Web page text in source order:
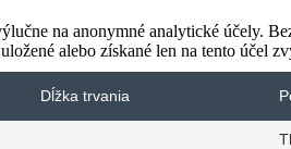
na anonymné analytické účely.
alebo získané len na tento účel
Dĺžka trvania